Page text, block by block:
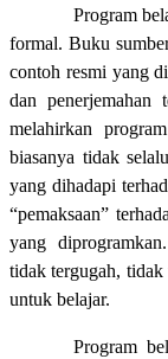
Program
formal. Buku
contoh resmi yang
dan penerjemahan
melahirkan
biasanya tidak
yang dihadapi
“pemaksaan”
yang
tidak tergugah, tidak
untuk belajar.
Program